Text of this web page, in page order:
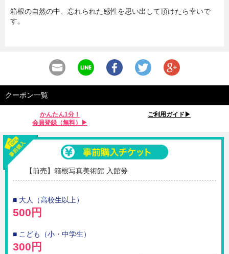
箱根の自然の中、忘れられた感性を思い出して頂けたら幸いで
す。
クーポン一覧
かんたん1分！
会員登録（無料）▶︎
ご利用ガイド▶︎
【前売】箱根写真美術館 入館券
■ 大人（高校生以上）
500円
■ こども（小・中学生）
300円